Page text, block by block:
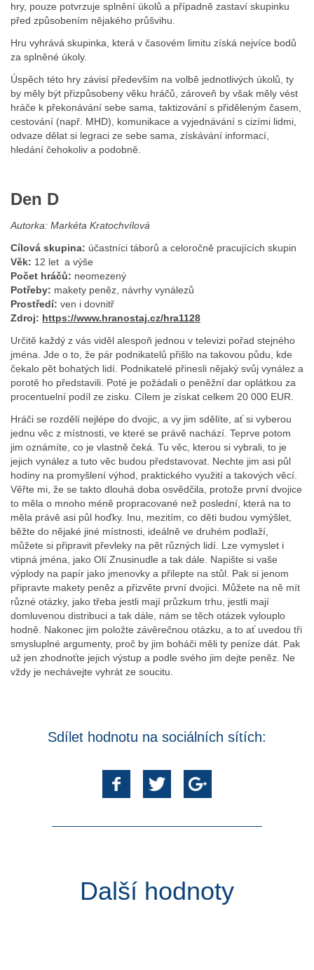
hry, pouze potvrzuje splnění úkolů a případně zastaví skupinku
před způsobením nějakého průšvihu.
Hru vyhrává skupinka, která v časovém limitu získá nejvíce bodů
za splněné úkoly.
Úspěch této hry závisí především na volbě jednotlivých úkolů, ty
by měly být přizpůsobeny věku hráčů, zároveň by však měly vést
hráče k překonávání sebe sama, taktizování s přiděleným časem,
cestování (např. MHD), komunikace a vyjednávání s cizími lidmi,
odvaze dělat si legraci ze sebe sama, získávání informací,
hledání čehokoliv a podobně.
Den D
Autorka: Markéta Kratochvílová
Cílová skupina: účastníci táborů a celoročně pracujících skupin
Věk: 12 let a výše
Počet hráčů: neomezený
Potřeby: makety peněz, návrhy vynálezů
Prostředí: ven i dovnitř
Zdroj: https://www.hranostaj.cz/hra1128
Určitě každý z vás viděl alespoň jednou v televizi pořad stejného
jména. Jde o to, že pár podnikatelů přišlo na takovou půdu, kde
čekalo pět bohatých lidí. Podnikatelé přinesli nějaký svůj vynález a
porotě ho představili. Poté je požádali o peněžní dar oplátkou za
procentuelní podíl ze zisku. Cílem je získat celkem 20 000 EUR.
Hráči se rozdělí nejlépe do dvojic, a vy jim sdělíte, ať si vyberou
jednu věc z místnosti, ve které se právě nachází. Teprve potom
jim oznámíte, co je vlastně čeká. Tu věc, kterou si vybrali, to je
jejich vynález a tuto věc budou představovat. Nechte jim asi půl
hodiny na promyšlení výhod, praktického využití a takových věcí.
Věřte mi, že se takto dlouhá doba osvědčila, protože první dvojice
to měla o mnoho méně propracované než poslední, která na to
měla právě asi půl hoďky. Inu, mezitím, co děti budou vymýšlet,
běžte do nějaké jiné místnosti, ideálně ve druhém podlaží,
můžete si připravit převleky na pět různých lidí. Lze vymyslet i
vtipná jména, jako Olí Znusinudle a tak dále. Napište si vaše
výplody na papír jako jmenovky a přilepte na stůl. Pak si jenom
připravte makety peněz a přizvěte první dvojici. Můžete na ně mít
různé otázky, jako třeba jestli mají průzkum trhu, jestli mají
domluvenou distribuci a tak dále, nám se těch otázek vylouplo
hodně. Nakonec jim položte závěrečnou otázku, a to ať uvedou tři
smysluplné argumenty, proč by jim boháči měli ty peníze dát. Pak
už jen zhodnoťte jejich výstup a podle svého jim dejte peněz. Ne
vždy je nechávejte vyhrát ze soucitu.
Sdílet hodnotu na sociálních sítích:
Další hodnoty